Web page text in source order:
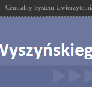
- Centralny System